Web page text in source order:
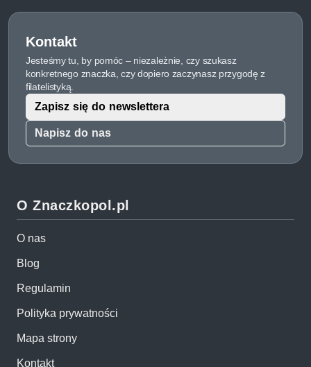
Kontakt
Jesteśmy tu, by pomóc – niezależnie, czy szukasz
konkretnego znaczka, czy dopiero zaczynasz przygodę z
filatelistyką.
Napisz do nas
Zapisz się do newslettera
O Znaczkopol.pl
O nas
Blog
Regulamin
Polityka prywatności
Mapa strony
Kontakt